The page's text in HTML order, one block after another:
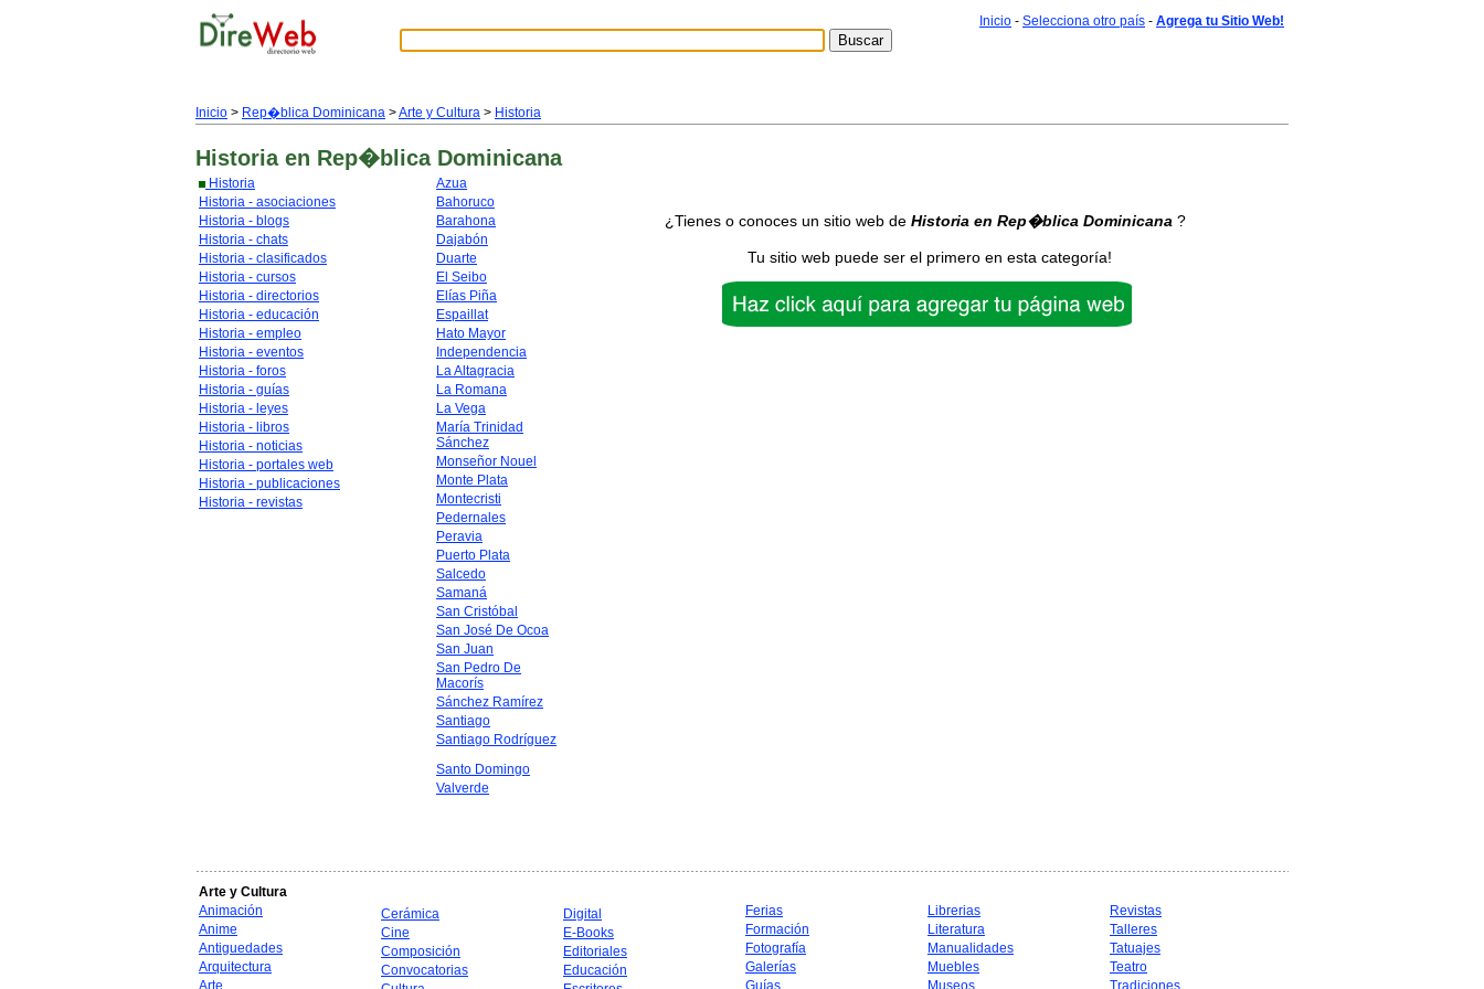
Inicio - Selecciona otro país - Agrega tu Sitio Web!
Inicio > Rep�blica Dominicana >Arte y Cultura > Historia
Historia en Rep�blica Dominicana
Historia
Historia - asociaciones
Historia - blogs
Historia - chats
Historia - clasificados
Historia - cursos
Historia - directorios
Historia - educación
Historia - empleo
Historia - eventos
Historia - foros
Historia - guías
Historia - leyes
Historia - libros
Historia - noticias
Historia - portales web
Historia - publicaciones
Historia - revistas
Azua
Bahoruco
Barahona
Dajabón
Duarte
El Seibo
Elías Piña
Espaillat
Hato Mayor
Independencia
La Altagracia
La Romana
La Vega
María Trinidad
Sánchez
Monseñor Nouel
Monte Plata
Montecristi
Pedernales
Peravia
Puerto Plata
Salcedo
Samaná
San Cristóbal
San José De Ocoa
San Juan
San Pedro De
Macorís
Sánchez Ramírez
Santiago
Santiago Rodríguez
Santo Domingo
Valverde
¿Tienes o conoces un sitio web de Historia en Rep�blica Dominicana ?
Tu sitio web puede ser el primero en esta categoría!
Arte y Cultura
Animación
Anime
Antiguedades
Arquitectura
Arte
Cerámica
Cine
Composición
Convocatorias
Digital
E-Books
Editoriales
Educación
Ferias
Formación
Fotografía
Galerías
Guías
Librerias
Literatura
Manualidades
Muebles
Museos
Revistas
Talleres
Tatuajes
Teatro
Tradiciones